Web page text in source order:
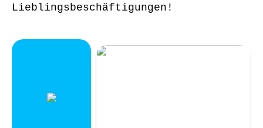
Lieblingsbeschäftigungen!